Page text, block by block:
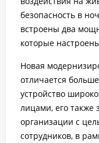
безопасность в
встроены два
которые
Новая
отличается
устройство
лицами, его также
организации с
сотрудников, в